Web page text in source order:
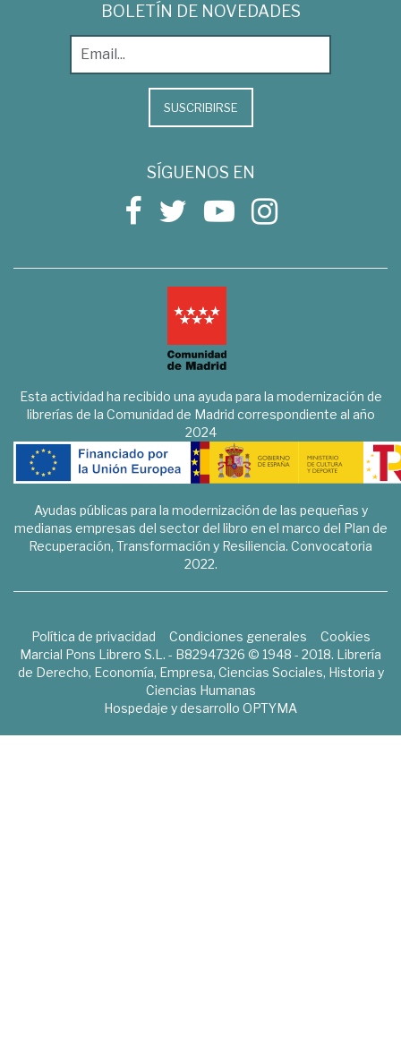
BOLETÍN DE NOVEDADES
SUSCRIBIRSE
SÍGUENOS EN
Esta actividad ha recibido una ayuda para la modernización de
librerías de la Comunidad de Madrid correspondiente al año
2024
Ayudas públicas para la modernización de las pequeñas y
medianas empresas del sector del libro en el marco del Plan de
Recuperación, Transformación y Resiliencia. Convocatoria
2022.
Política de privacidad Condiciones generales
Cookies
Marcial Pons Librero S.L. - B82947326 © 1948 - 2018. Librería
de Derecho, Economía, Empresa, Ciencias Sociales, Historia y
Ciencias Humanas
Hospedaje y desarrollo OPTYMA